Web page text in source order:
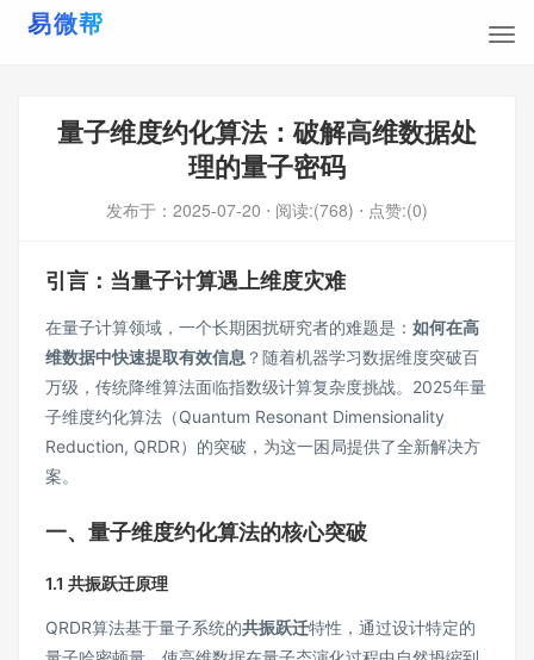
量子维度约化算法：破解高维数据处
理的量子密码
发布于： 2025-07-20 ⋅ 阅读:(768) ⋅ 点赞:(0)
引言：当量子计算遇上维度灾难
在量子计算领域，一个长期困扰研究者的难题是：​ 如何在高
维数据中快速提取有效信息 ​？随着机器学习数据维度突破百
万级，传统降维算法面临指数级计算复杂度挑战。2025年量
子维度约化算法（Quantum Resonant Dimensionality
Reduction, QRDR）的突破，为这一困局提供了全新解决方
案。
一、量子维度约化算法的核心突破
1.1 共振跃迁原理
QRDR算法基于量子系统的共振跃迁特性，通过设计特定的